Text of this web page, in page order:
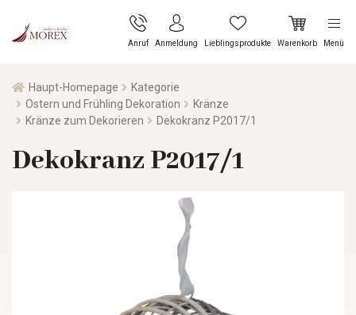
Anruf Anmeldung Lieblingsprodukte Warenkorb Menü
Haupt-Homepage
Kategorie
Ostern und Frühling Dekoration
Kränze
Kränze zum Dekorieren
Dekokranz P2017/1
Dekokranz P2017/1